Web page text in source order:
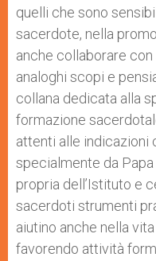
quelli che sono
sacerdote, nella
anche collaborare
analoghi scopi e
collana dedicata alla
formazione
attenti alle indicazioni
specialmente da
propria dell’Istituto e
sacerdoti strumenti
aiutino anche nella
favorendo attività